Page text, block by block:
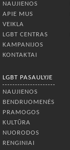
NAUJIENOS
APIE MUS
VEIKLA
LGBT CENTRAS
KAMPANIJOS
KONTAKTAI
LGBT PASAULYJE
NAUJIENOS
BENDRUOMENĖS
PRAMOGOS
KULTŪRA
NUORODOS
RENGINIAI